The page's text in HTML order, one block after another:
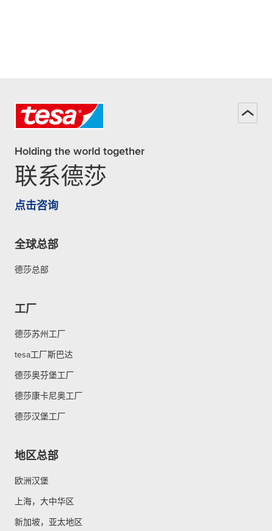
Holding the world together
联系德莎
点击咨询
全球总部
德莎总部
工厂
德莎苏州工厂
tesa工厂斯巴达
德莎奥芬堡工厂
德莎康卡尼奥工厂
德莎汉堡工厂
地区总部
欧洲汉堡
上海，大中华区
新加坡，亚太地区